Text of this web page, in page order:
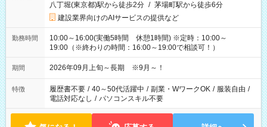
八丁堀(東京都)駅から徒歩2分 / 茅場町駅から徒歩6分
建設業界向けのAIサービスの提供など
勤務時間
10:00～16:00(実働5時間 休憩1時間) ※定時：10:00～
19:00（※終わりの時間：16:00～19:00で相談可！）
期間 2026年09月上旬～長期 ※9月～！
特徴 履歴書不要 / 40～50代活躍中 / 副業・WワークOK / 服装自由 /
電話対応なし / パソコンスキル不要